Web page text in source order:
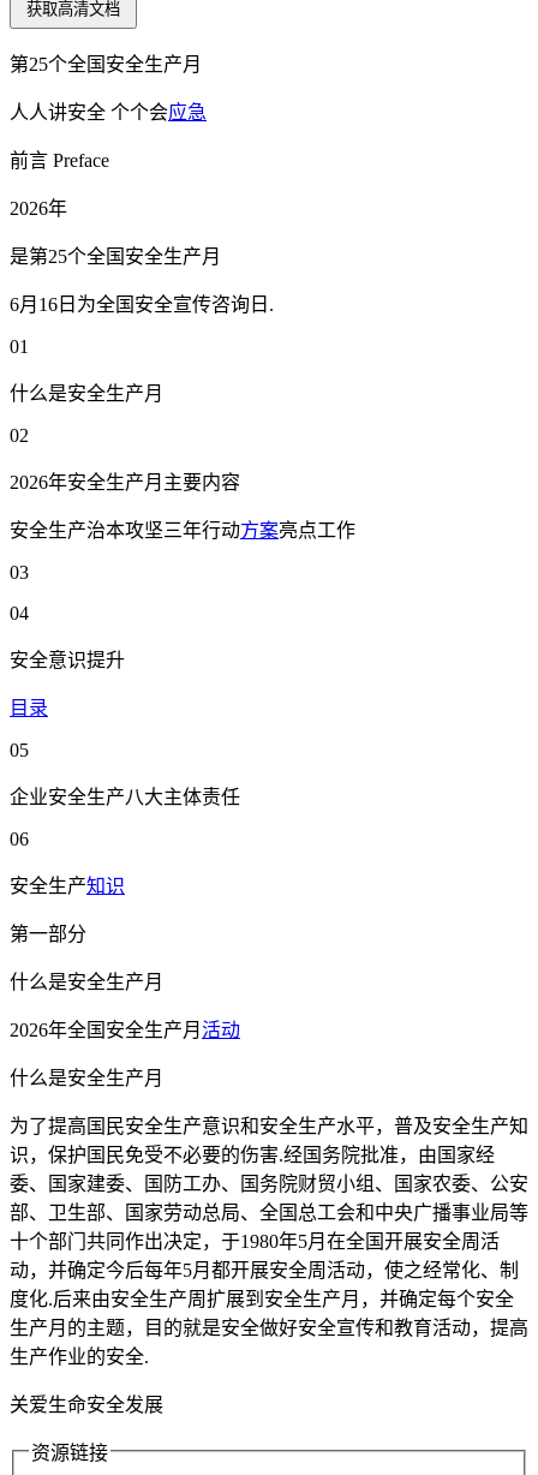
获取高清文档
第25个全国安全生产月
人人讲安全 个个会应急
前言 Preface
2026年
是第25个全国安全生产月
6月16日为全国安全宣传咨询日.
01
什么是安全生产月
02
2026年安全生产月主要内容
安全生产治本攻坚三年行动方案亮点工作
03
04
安全意识提升
目录
05
企业安全生产八大主体责任
06
安全生产知识
第一部分
什么是安全生产月
2026年全国安全生产月 活动
什么是安全生产月
为了提高国民安全生产意识和安全生产水平，普及安全生产知
识，保护国民免受不必要的伤害.经国务院批准，由国家经
委、国家建委、国防工办、国务院财贸小组、国家农委、公安
部、卫生部、国家劳动总局、全国总工会和中央广播事业局等
十个部门共同作出决定，于1980年5月在全国开展安全周活
动，并确定今后每年5月都开展安全周活动，使之经常化、制
度化.后来由安全生产周扩展到安全生产月，并确定每个安全
生产月的主题，目的就是安全做好安全宣传和教育活动，提高
生产作业的安全.
关爱生命安全发展
资源链接